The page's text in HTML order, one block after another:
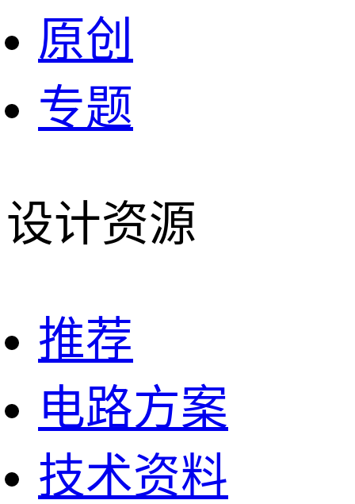
原创
专题
设计资源
推荐
电路方案
技术资料